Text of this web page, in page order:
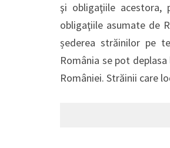
şi obligaţiile acestora,
obligaţiile asumate de
șederea străinilor pe
România se pot
României. Străinii care